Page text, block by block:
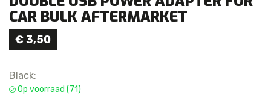
CAR BULK AFTERMARKET
€3,50
Black:
Op voorraad (71)